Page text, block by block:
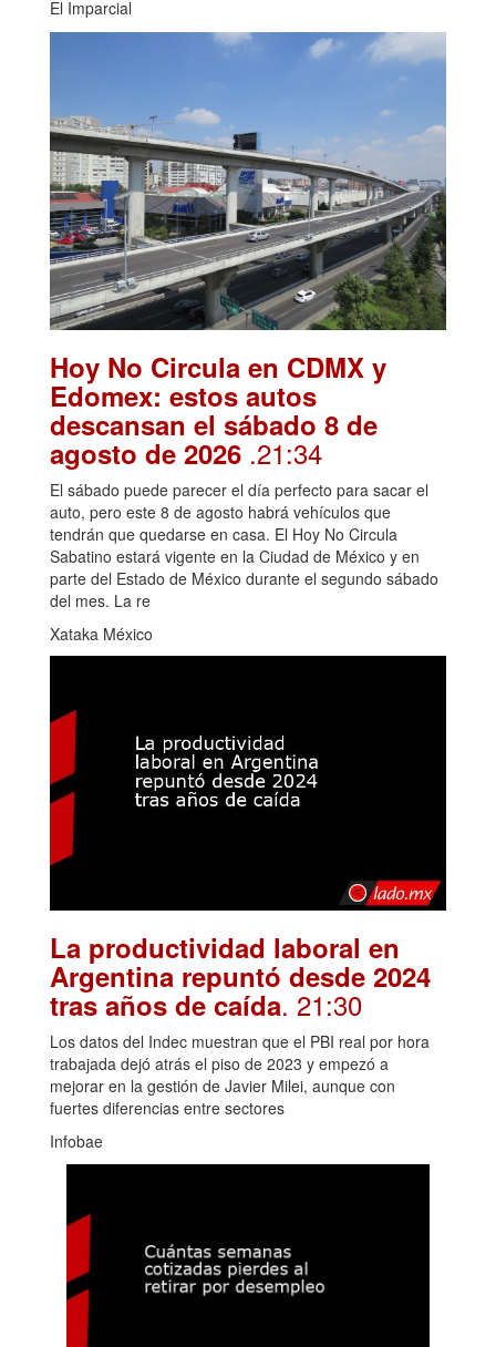
El Imparcial
Hoy No Circula en CDMX y
Edomex: estos autos
descansan el sábado 8 de
agosto de 2026 .21:34
El sábado puede parecer el día perfecto para sacar el
auto, pero este 8 de agosto habrá vehículos que
tendrán que quedarse en casa. El Hoy No Circula
Sabatino estará vigente en la Ciudad de México y en
parte del Estado de México durante el segundo sábado
del mes. La re
Xataka México
La productividad laboral en
Argentina repuntó desde 2024
tras años de caída. 21:30
Los datos del Indec muestran que el PBI real por hora
trabajada dejó atrás el piso de 2023 y empezó a
mejorar en la gestión de Javier Milei, aunque con
fuertes diferencias entre sectores
Infobae